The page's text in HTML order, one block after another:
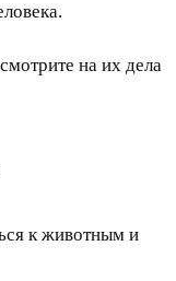
на их дела
к животным и